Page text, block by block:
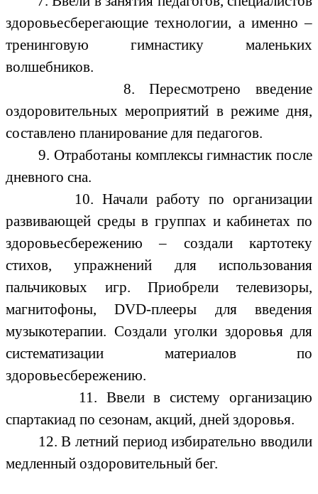
здоровьесберегающие технологии, а именно –
тренинговую гимнастику маленьких
волшебников.
8. Пересмотрено введение
оздоровительных мероприятий в режиме дня,
составлено планирование для педагогов.
9. Отработаны комплексы гимнастик после
дневного сна.
10. Начали работу по организации
развивающей среды в группах и кабинетах по
здоровьесбережению – создали картотеку
стихов, упражнений для использования
пальчиковых игр. Приобрели телевизоры,
магнитофоны, DVD-плееры для введения
музыкотерапии. Создали уголки здоровья для
систематизации материалов по
здоровьесбережению.
11. Ввели в систему организацию
спартакиад по сезонам, акций, дней здоровья.
12. В летний период избирательно вводили
медленный оздоровительный бег.